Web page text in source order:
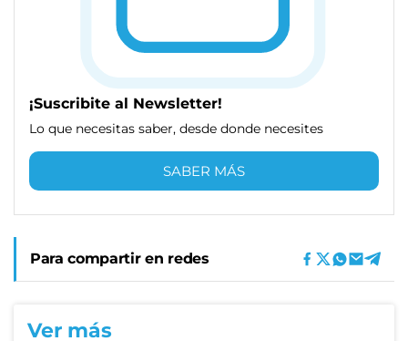
¡Suscribite al Newsletter!
Lo que necesitas saber, desde donde necesites
SABER MÁS
Para compartir en redes
Ver más